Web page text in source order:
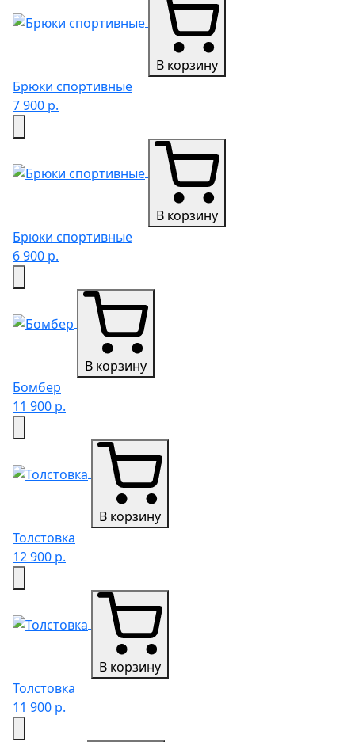
В корзину
Брюки спортивные
7 900 р.
В корзину
Брюки спортивные
6 900 р.
В корзину
Бомбер
11 900 р.
В корзину
Толстовка
12 900 р.
В корзину
Толстовка
11 900 р.